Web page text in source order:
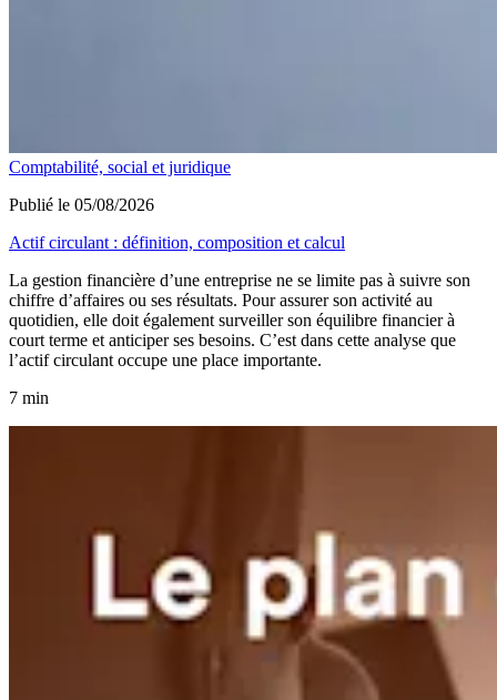
Comptabilité, social et juridique
Publié le 05/08/2026
Actif circulant : définition, composition et calcul
La gestion financière d’une entreprise ne se limite pas à suivre son
chiffre d’affaires ou ses résultats. Pour assurer son activité au
quotidien, elle doit également surveiller son équilibre financier à
court terme et anticiper ses besoins. C’est dans cette analyse que
l’actif circulant occupe une place importante.
7 min